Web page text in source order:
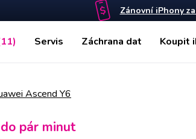
Zánovní iPhony
Servis Záchrana dat Koupit
Ascend Y6
do pár minut